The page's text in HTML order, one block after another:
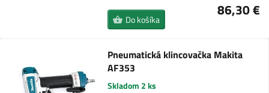
86,30 €
Do košíka
Pneumatická klincovačka Makita
AF353
Skladom 2 ks